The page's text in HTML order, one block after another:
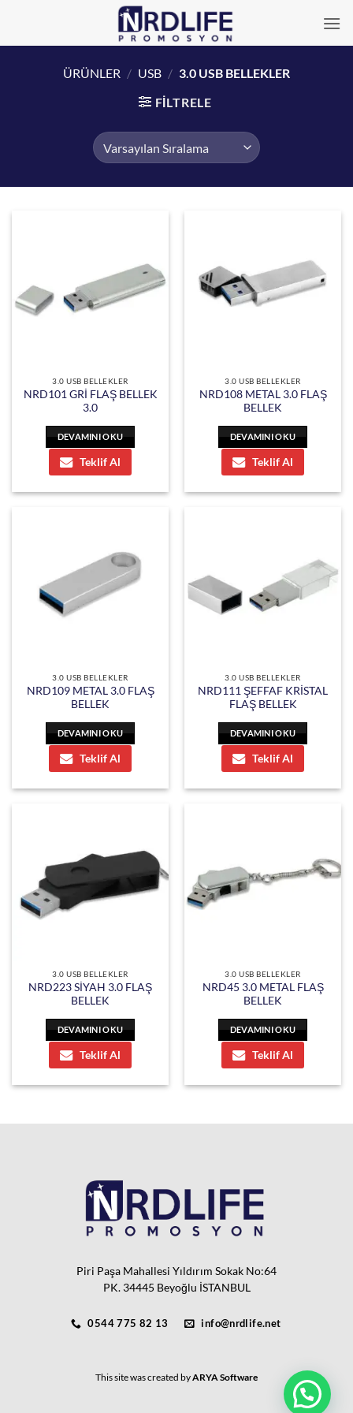
ÜRÜNLER / USB / 3.0 USB BELLEKLER
FILTRELE
3.0 USB BELLEKLER
NRD101 GRİ FLAŞ BELLEK
3.0
DEVAMINI OKU
Teklif Al
3.0 USB BELLEKLER
NRD108 METAL 3.0 FLAŞ
BELLEK
DEVAMINI OKU
Teklif Al
3.0 USB BELLEKLER
NRD109 METAL 3.0 FLAŞ
BELLEK
DEVAMINI OKU
Teklif Al
3.0 USB BELLEKLER
NRD111 ŞEFFAF KRİSTAL
FLAŞ BELLEK
DEVAMINI OKU
Teklif Al
3.0 USB BELLEKLER
NRD223 SİYAH 3.0 FLAŞ
BELLEK
DEVAMINI OKU
Teklif Al
3.0 USB BELLEKLER
NRD45 3.0 METAL FLAŞ
BELLEK
DEVAMINI OKU
Teklif Al
Piri Paşa Mahallesi Yıldırım Sokak No:64
PK. 34445 Beyoğlu İSTANBUL
0544 775 82 13 info@nrdlife.net
This site was created byARYA Software